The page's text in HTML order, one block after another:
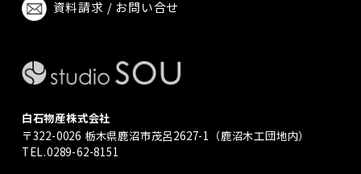
資料請求 / お問い合せ
白石物産株式会社
〒322-0026 栃木県鹿沼市茂呂2627-1（鹿沼木工団地内）
TEL.0289-62-8151